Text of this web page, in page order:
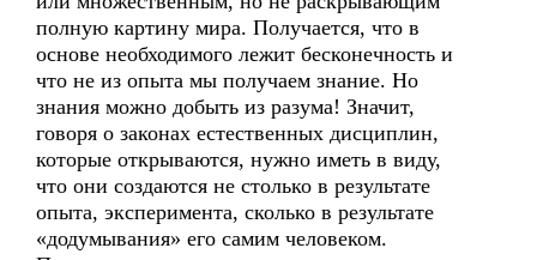
полную картину мира. Получается, что в
основе необходимого лежит бесконечность и
что не из опыта мы получаем знание. Но
знания можно добыть из разума! Значит,
говоря о законах естественных дисциплин,
которые открываются, нужно иметь в виду,
что они создаются не столько в результате
опыта, эксперимента, сколько в результате
«додумывания» его самим человеком.